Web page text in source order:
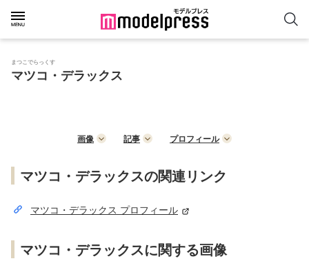
まつこでらっくす
マツコ・デラックス
画像 記事 プロフィール
マツコ・デラックスの関連リンク
マツコ・デラックス プロフィール
マツコ・デラックスに関する画像